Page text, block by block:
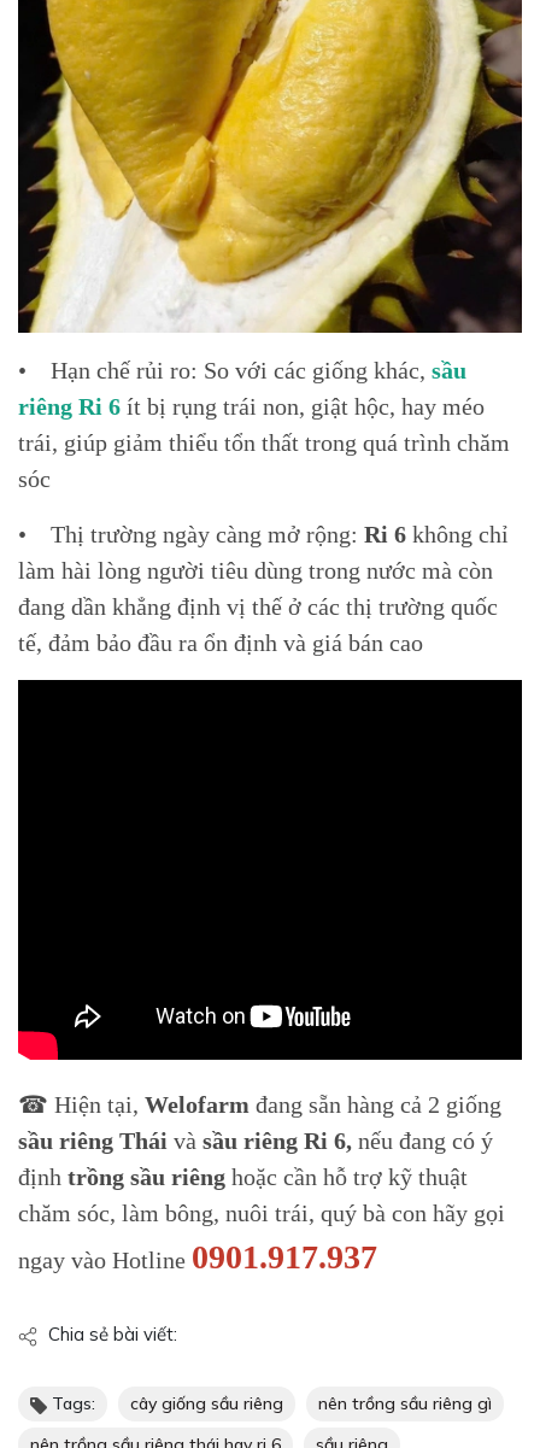
• Hạn chế rủi ro: So với các giống khác, sầu
riêng Ri 6 ít bị rụng trái non, giật hộc, hay méo
trái, giúp giảm thiểu tổn thất trong quá trình chăm
sóc
• Thị trường ngày càng mở rộng: Ri 6 không chỉ
làm hài lòng người tiêu dùng trong nước mà còn
đang dần khẳng định vị thế ở các thị trường quốc
tế, đảm bảo đầu ra ổn định và giá bán cao
☎ Hiện tại, Welofarm đang sẵn hàng cả 2 giống
sầu riêng Thái và sầu riêng Ri 6, nếu đang có ý
định trồng sầu riêng hoặc cần hỗ trợ kỹ thuật
chăm sóc, làm bông, nuôi trái, quý bà con hãy gọi
ngay vào Hotline 0901.917.937
Chia sẻ bài viết:
Tags: cây giống sầu riêng
nên trồng sầu riêng gì